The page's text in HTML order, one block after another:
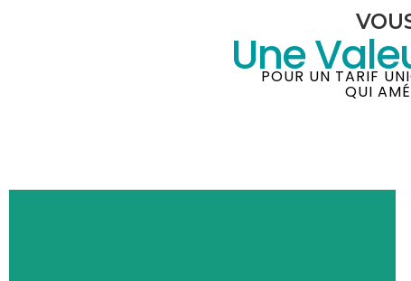
Une
POUR UN TARIF
QUI